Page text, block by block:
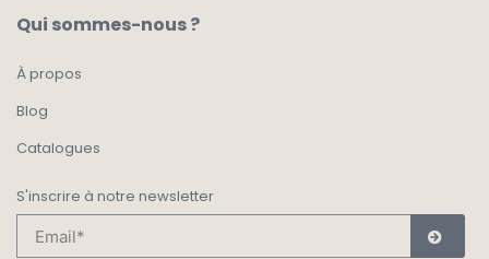
Qui sommes-nous ?
À propos
Blog
Catalogues
S'inscrire à notre newsletter